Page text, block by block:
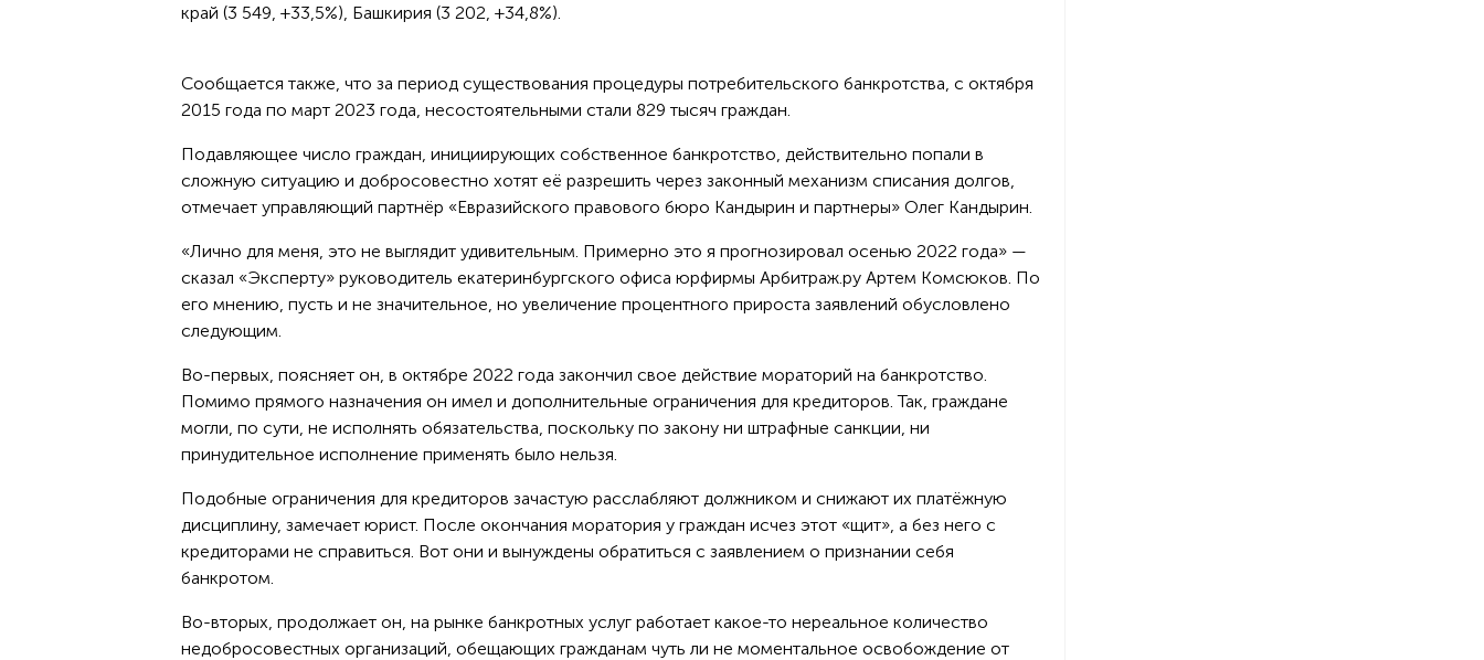
край (3 549, +33,5%), Башкирия (3 202, +34,8%).
Сообщается также, что за период существования процедуры потребительского банкротства, с октября
2015 года по март 2023 года, несостоятельными стали 829 тысяч граждан.
Подавляющее число граждан, инициирующих собственное банкротство, действительно попали в
сложную ситуацию и добросовестно хотят её разрешить через законный механизм списания долгов,
отмечает управляющий партнёр «Евразийского правового бюро Кандырин и партнеры» Олег Кандырин.
«Лично для меня, это не выглядит удивительным. Примерно это я прогнозировал осенью 2022 года» —
сказал «Эксперту» руководитель екатеринбургского офиса юрфирмы Арбитраж.ру Артем Комсюков. По
его мнению, пусть и не значительное, но увеличение процентного прироста заявлений обусловлено
следующим.
Во-первых, поясняет он, в октябре 2022 года закончил свое действие мораторий на банкротство.
Помимо прямого назначения он имел и дополнительные ограничения для кредиторов. Так, граждане
могли, по сути, не исполнять обязательства, поскольку по закону ни штрафные санкции, ни
принудительное исполнение применять было нельзя.
Подобные ограничения для кредиторов зачастую расслабляют должником и снижают их платёжную
дисциплину, замечает юрист. После окончания моратория у граждан исчез этот «щит», а без него с
кредиторами не справиться. Вот они и вынуждены обратиться с заявлением о признании себя
банкротом.
Во-вторых, продолжает он, на рынке банкротных услуг работает какое-то нереальное количество
недобросовестных организаций, обещающих гражданам чуть ли не моментальное освобождение от